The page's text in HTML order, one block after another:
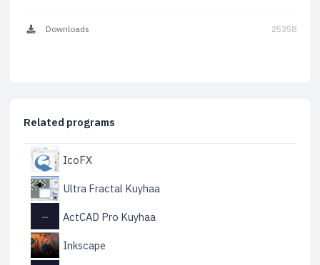
Downloads 25358
Related programs
IcoFX
Ultra Fractal Kuyhaa
ActCAD Pro Kuyhaa
Inkscape